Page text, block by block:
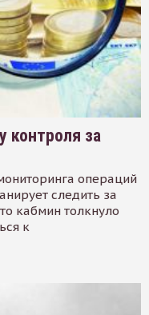
контроля за
операций
следить за
кабмин толкнуло
к